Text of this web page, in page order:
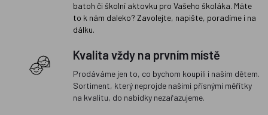
batoh či školní aktovku pro Vašeho školáka. Máte
to k nám daleko? Zavolejte, napište, poradíme i na
dálku.
Kvalita vždy na prvním místě
Prodáváme jen to, co bychom koupili i našim dětem.
Sortiment, který neprojde našimi přísnými měřítky
na kvalitu, do nabídky nezařazujeme.